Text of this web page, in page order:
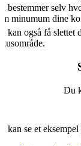
bestemmer selv
minumum dine
kan også få slettet
Du
kan se et